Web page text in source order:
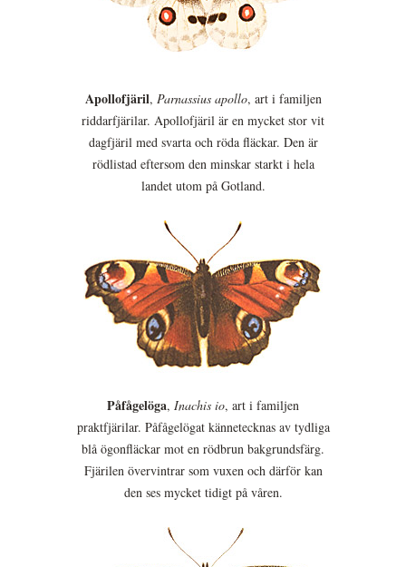
Apollofjäril, Parnassius apollo, art i familjen
riddarfjärilar. Apollofjäril är en mycket stor vit
dagfjäril med svarta och röda fläckar. Den är
rödlistad eftersom den minskar starkt i hela
landet utom på Gotland.
Påfågelöga, Inachis io, art i familjen
praktfjärilar. Påfågelögat kännetecknas av tydliga
blå ögonfläckar mot en rödbrun bakgrundsfärg.
Fjärilen övervintrar som vuxen och därför kan
den ses mycket tidigt på våren.